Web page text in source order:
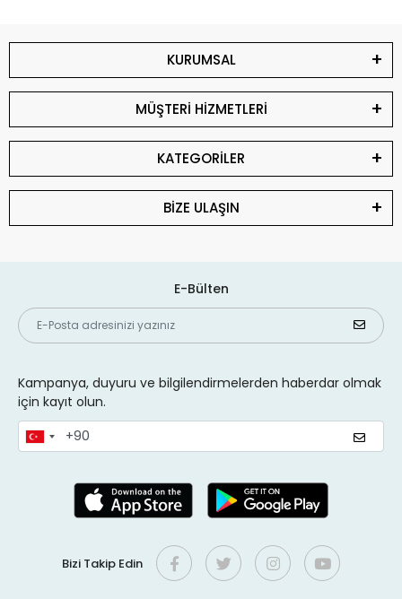
KURUMSAL
MÜŞTERİ HİZMETLERİ
KATEGORİLER
BİZE ULAŞIN
E-Bülten
Kampanya, duyuru ve bilgilendirmelerden haberdar olmak
için kayıt olun.
Bizi Takip Edin